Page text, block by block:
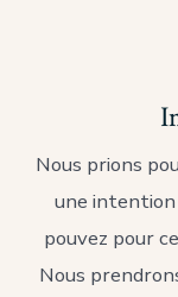
Nous prions
une intention
pouvez pour
Nous